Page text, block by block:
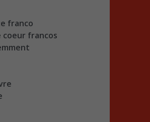
franco
coeur francos